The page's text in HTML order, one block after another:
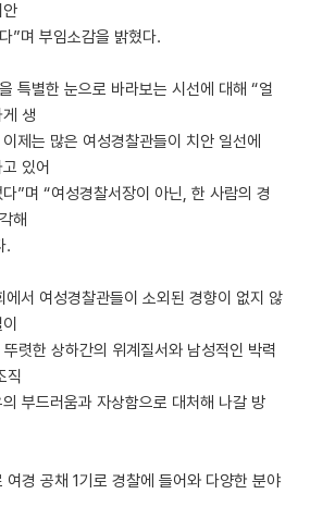
안
”며 부임소감을 밝혔다.
특별한 눈으로 바라보는 시선에 대해 “얼
생
제는 많은 여성경찰관들이 치안 일선에
있어
”며 “여성경찰서장이 아닌, 한 사람의 경
해
.
에서 여성경찰관들이 소외된 경향이 없지 않
렷한 상하간의 위계질서와 남성적인 박력
직
부드러움과 자상함으로 대처해 나갈 방
여경 공채 1기로 경찰에 들어와 다양한 분야